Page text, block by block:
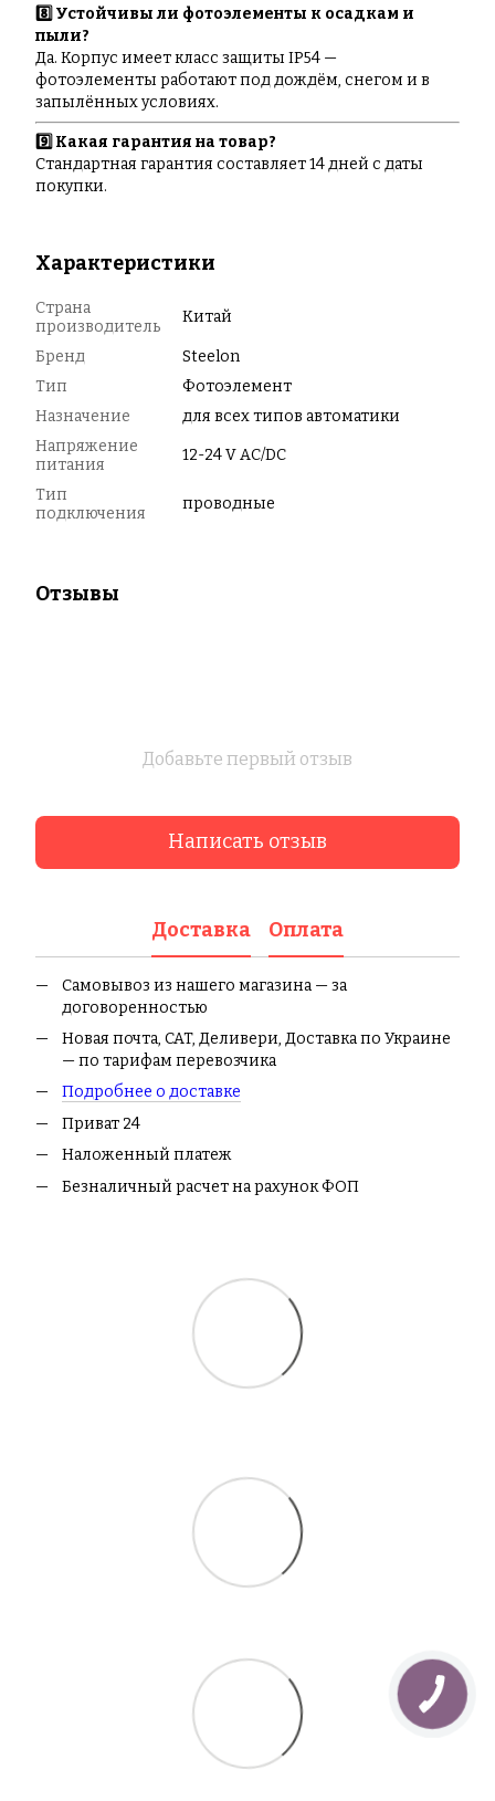
8️⃣ Устойчивы ли фотоэлементы к осадкам и
пыли?
Да. Корпус имеет класс защиты IP54 —
фотоэлементы работают под дождём, снегом и в
запылённых условиях.
9️⃣ Какая гарантия на товар?
Стандартная гарантия составляет 14 дней с даты
покупки.
Характеристики
Страна
производитель
Китай
Бренд
Steelon
Тип
Фотоэлемент
Назначение
для всех типов автоматики
Напряжение
питания
12-24 V AC/DC
Тип
подключения
проводные
Отзывы
Добавьте первый отзыв
Написать отзыв
Доставка Оплата
Самовывоз из нашего магазина — за
договоренностью
Новая почта, CAT, Деливери, Доставка по Украине
— по тарифам перевозчика
Подробнее о доставке
Приват 24
Наложенный платеж
Безналичный расчет на рахунок ФОП